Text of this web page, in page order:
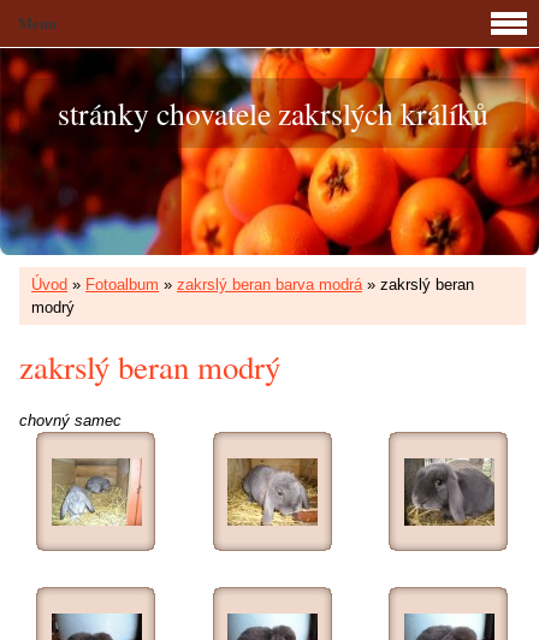
stránky chovatele zakrslých králíků
Úvod » Fotoalbum » zakrslý beran barva modrá» zakrslý beran
modrý
zakrslý beran modrý
chovný samec
Menu